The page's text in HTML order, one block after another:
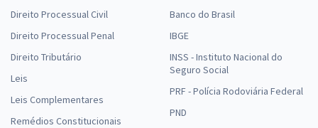
Direito Processual Civil
Direito Processual Penal
Direito Tributário
Leis
Leis Complementares
Remédios Constitucionais
Banco do Brasil
IBGE
INSS - Instituto Nacional do
Seguro Social
PRF - Polícia Rodoviária Federal
PND